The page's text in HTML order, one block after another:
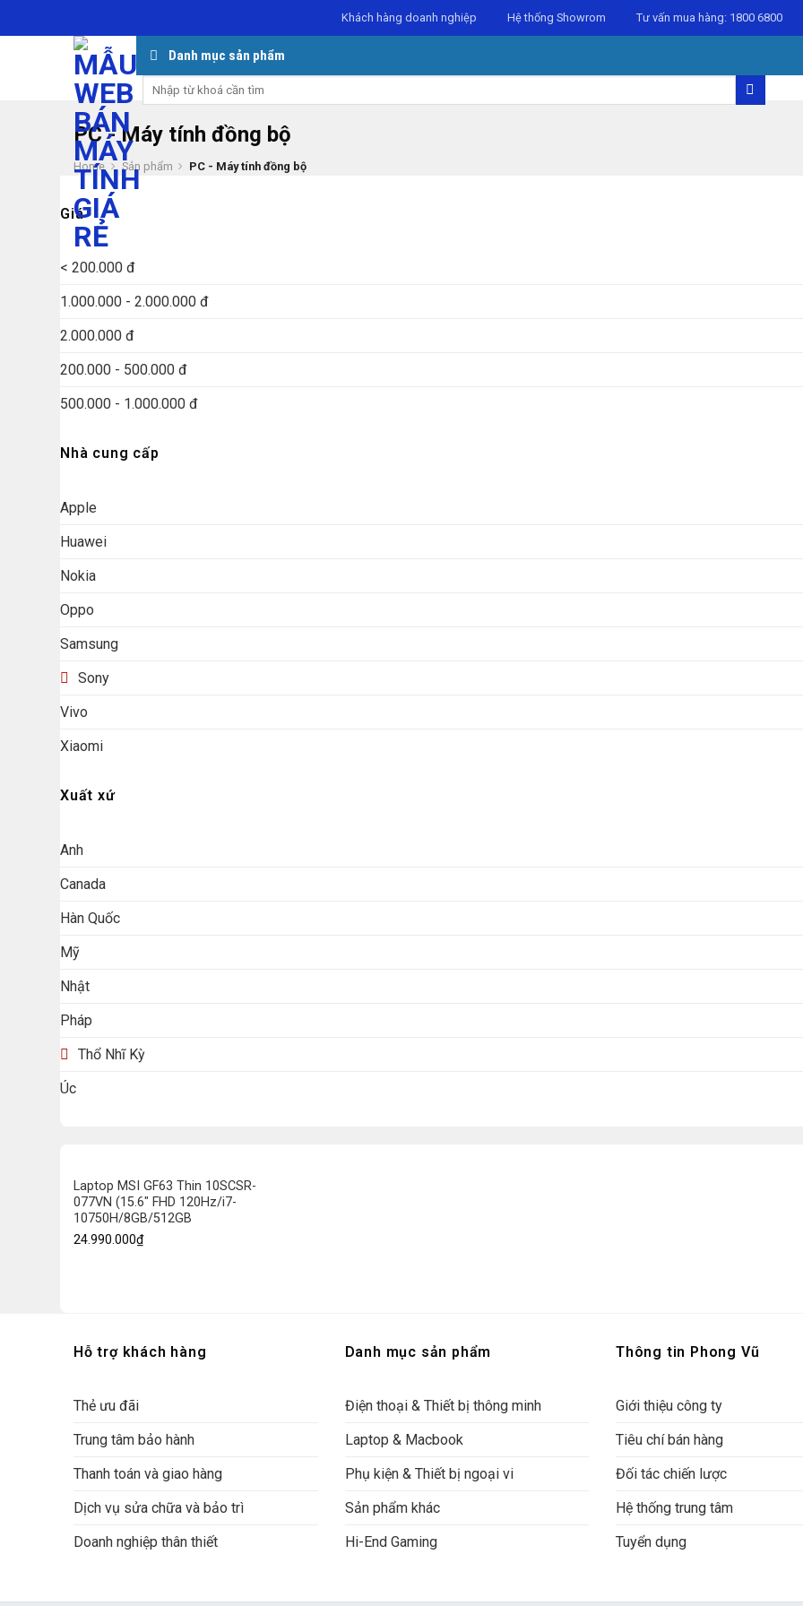
to
Khách hàng doanh nghiệp Hệ thống Showrom Tư vấn mua hàng: 1800 6800
Danh mục sản phẩm
Search
PC - Máy tính đồng bộ
Home Sản phẩm PC - Máy tính đồng bộ
Giá
< 200.000 đ
1.000.000 - 2.000.000 đ
2.000.000 đ
200.000 - 500.000 đ
500.000 - 1.000.000 đ
Nhà cung cấp
Apple
Huawei
Nokia
Oppo
Samsung
Sony
Vivo
Xiaomi
Xuất xứ
Anh
Canada
Hàn Quốc
Mỹ
Nhật
Pháp
Thổ Nhĩ Kỳ
Úc
Laptop MSI GF63 Thin 10SCSR-
077VN (15.6″ FHD 120Hz/i7-
10750H/8GB/512GB
24.990.000₫
Hỗ trợ khách hàng
Thẻ ưu đãi
Trung tâm bảo hành
Thanh toán và giao hàng
Dịch vụ sửa chữa và bảo trì
Doanh nghiệp thân thiết
Danh mục sản phẩm
Điện thoại & Thiết bị thông minh
Laptop & Macbook
Phụ kiện & Thiết bị ngoại vi
Sản phẩm khác
Hi-End Gaming
Thông tin Phong Vũ
Giới thiệu công ty
Tiêu chí bán hàng
Đối tác chiến lược
Hệ thống trung tâm
Tuyển dụng